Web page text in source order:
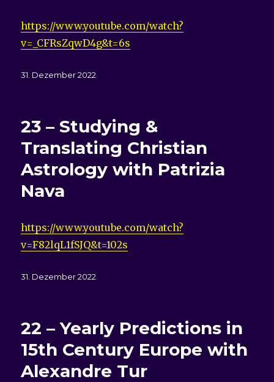
https://www.youtube.com/watch?
v=_CFRsZqwD4g&t=6s
Veröffentlicht
31. Dezember 2022
23 – Studying &
Translating Christian
Astrology with Patrizia
Nava
https://www.youtube.com/watch?
v=F82lqL1fSJQ&t=102s
Veröffentlicht
31. Dezember 2022
22 – Yearly Predictions in
15th Century Europe with
Alexandre Tur